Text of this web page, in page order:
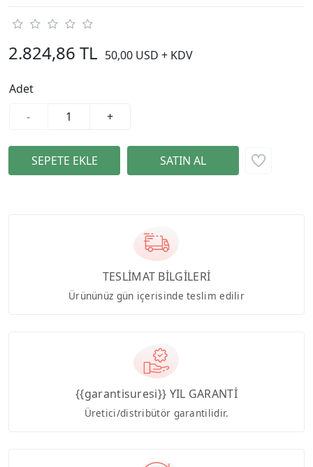
2.824,86 TL 50,00 USD + KDV
Adet
-
+
TESLİMAT BİLGİLERİ
Ürününüz gün içerisinde teslim edilir
{{garantisuresi}} YIL GARANTİ
Üretici/distribütör garantilidir.